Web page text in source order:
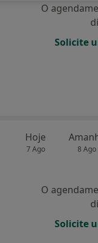
O
Solicite
Hoje
7 Ago 8 Ago
O
Solicite